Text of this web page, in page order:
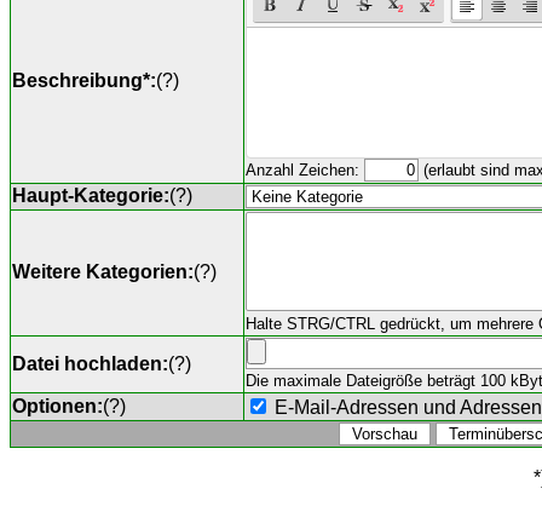
Beschreibung*:(?)
Anzahl Zeichen: (erlaubt sind
Haupt-Kategorie:(?)
Weitere Kategorien:(?)
Halte STRG/CTRL gedrückt, um mehrere
Datei hochladen:(?)
Die maximale Dateigröße beträgt 100
Optionen:(?) E-Mail-Adressen und